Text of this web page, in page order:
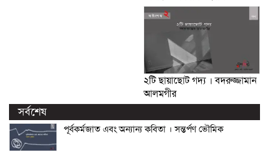
২টি ছায়াছোট গদ্য । বদরুজ্জামান
আলমগীর
সর্বশেষ
পূর্বকর্মজাত এবং অন্যান্য কবিতা । সন্তর্পণ ভৌমিক